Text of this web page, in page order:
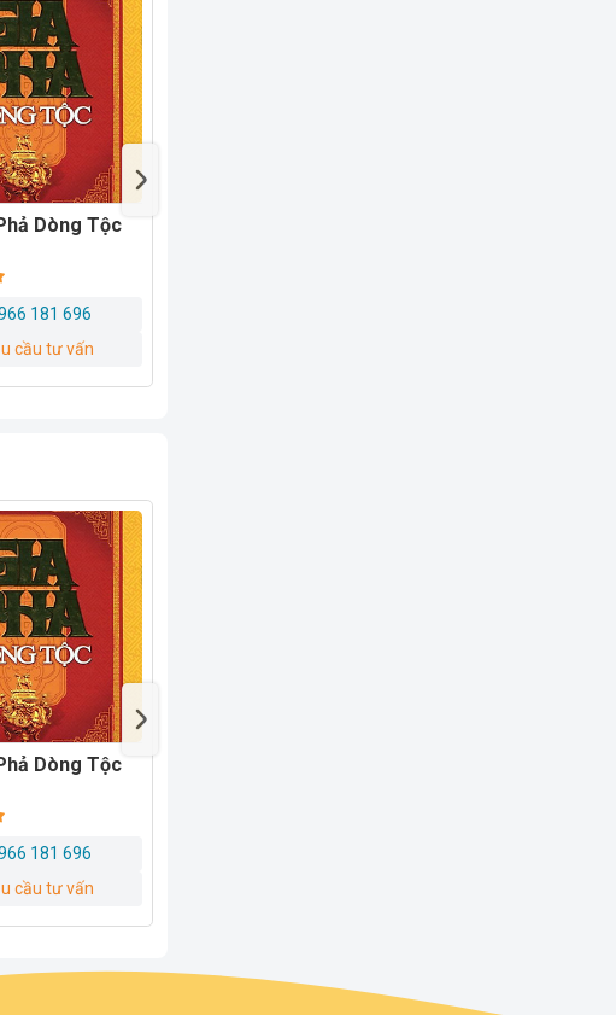
Đền Thờ,
Điện
181 696
cầu tư vấn
Đền Thờ,
Điện
181 696
cầu tư vấn